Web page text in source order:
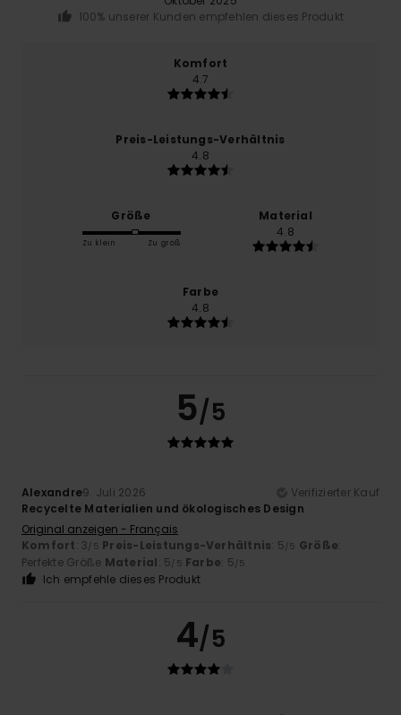
100% unserer Kunden empfehlen dieses Produkt
Komfort
4.7
Preis-Leistungs-Verhältnis
4.8
Größe
Zu klein Zu groß
Material
4.8
Farbe
4.8
5/5
Alexandre9. Juli 2026
Verifizierter Kauf
Recycelte Materialien und ökologisches Design
Original anzeigen - Français
Komfort: 3/5 Preis-Leistungs-Verhältnis: 5/5 Größe:
Perfekte Größe Material: 5/5 Farbe: 5/5
Ich empfehle dieses Produkt
4/5